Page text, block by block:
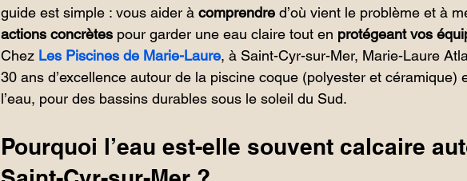
guide est simple : vous aider à comprendre d’où vient le problème et à
actions concrètes pour garder une eau claire tout en protégeant vos
Chez Les Piscines de Marie-Laure, à Saint-Cyr-sur-Mer, Marie-Laure
30 ans d’excellence autour de la piscine coque (polyester et céramique)
l’eau, pour des bassins durables sous le soleil du Sud.
Pourquoi l’eau est-elle souvent calcaire